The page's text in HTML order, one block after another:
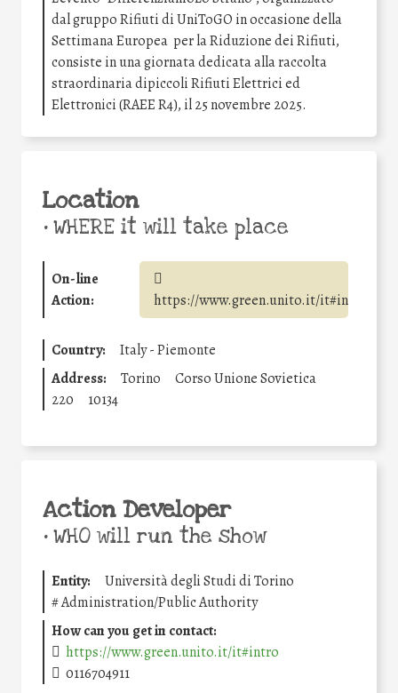
dal gruppo Rifiuti di UniToGO in occasione della
Settimana Europea per la Riduzione dei Rifiuti,
consiste in una giornata dedicata alla raccolta
straordinaria dipiccoli Rifiuti Elettrici ed
Elettronici (RAEE R4), il 25 novembre 2025.
Location
•WHERE it will take place
On-line
Action:
https://www.green.unito.it/it#intro
Country:
Italy - Piemonte
Address:
Torino
Corso Unione Sovietica
220
10134
Action Developer
•WHO will run the show
Entity:
Università degli Studi di Torino
#Administration/Public Authority
How can you get in contact:
https://www.green.unito.it/it#intro
0116704911